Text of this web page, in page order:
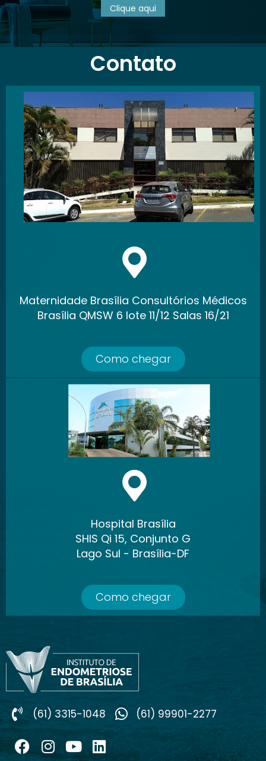
Clique aqui
Contato
Maternidade Brasília Consultórios Médicos
Brasília QMSW 6 lote 11/12 Salas 16/21
Como chegar
Hospital Brasília
SHIS Qi 15, Conjunto G
Lago Sul - Brasília-DF
Como chegar
(61) 3315-1048 (61) 99901-2277